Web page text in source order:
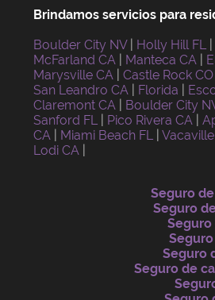
Brindamos servicios para
Boulder City NV| Holly Hill FL
McFarland CA
Manteca CA
Marysville CA
Castle Rock CO
San Leandro CA
Florida
Claremont CA
Boulder City
Sanford FL
Pico Rivera CA
CA
Miami Beach FL
Lodi CA
Seguro
Seguro
Seguro
Seguro
Seguro de